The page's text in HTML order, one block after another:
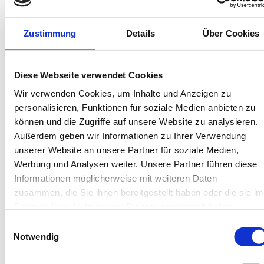
Zustimmung Details Über Cookies
Diese Webseite verwendet Cookies
Wir verwenden Cookies, um Inhalte und Anzeigen zu
personalisieren, Funktionen für soziale Medien anbieten zu
können und die Zugriffe auf unsere Website zu analysieren.
Außerdem geben wir Informationen zu Ihrer Verwendung
unserer Website an unsere Partner für soziale Medien,
Werbung und Analysen weiter. Unsere Partner führen diese
Informationen möglicherweise mit weiteren Daten
zusammen, die Sie ihnen bereitgestellt haben oder die sie im
Notwendig
Kartenzahlung möglich
Wäschepakete inklusive
Obere Strandpromenade 37, 26486 Wangerooge
Objekt-Nr.: 610026
Diese Unterkunft teilen: